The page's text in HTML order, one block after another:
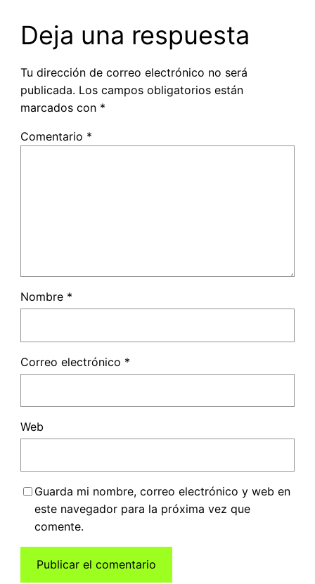
Deja una respuesta
Tu dirección de correo electrónico no será
publicada. Los campos obligatorios están
marcados con *
Comentario *
Nombre *
Correo electrónico *
Web
Guarda mi nombre, correo electrónico y web en
este navegador para la próxima vez que
comente.